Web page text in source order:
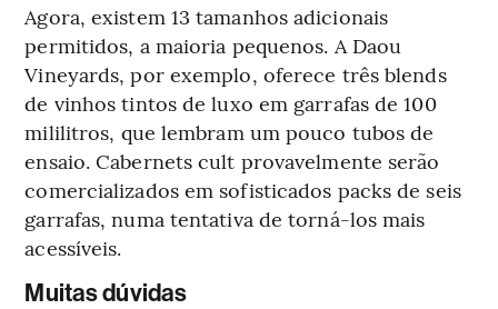
Agora, existem 13 tamanhos adicionais
permitidos, a maioria pequenos. A Daou
Vineyards, por exemplo, oferece três blends
de vinhos tintos de luxo em garrafas de 100
mililitros, que lembram um pouco tubos de
ensaio. Cabernets cult provavelmente serão
comercializados em sofisticados packs de seis
garrafas, numa tentativa de torná-los mais
acessíveis.
Muitas dúvidas